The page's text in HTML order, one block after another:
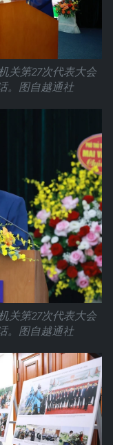
关第27次代表大会
。图自越通社
关第27次代表大会
。图自越通社